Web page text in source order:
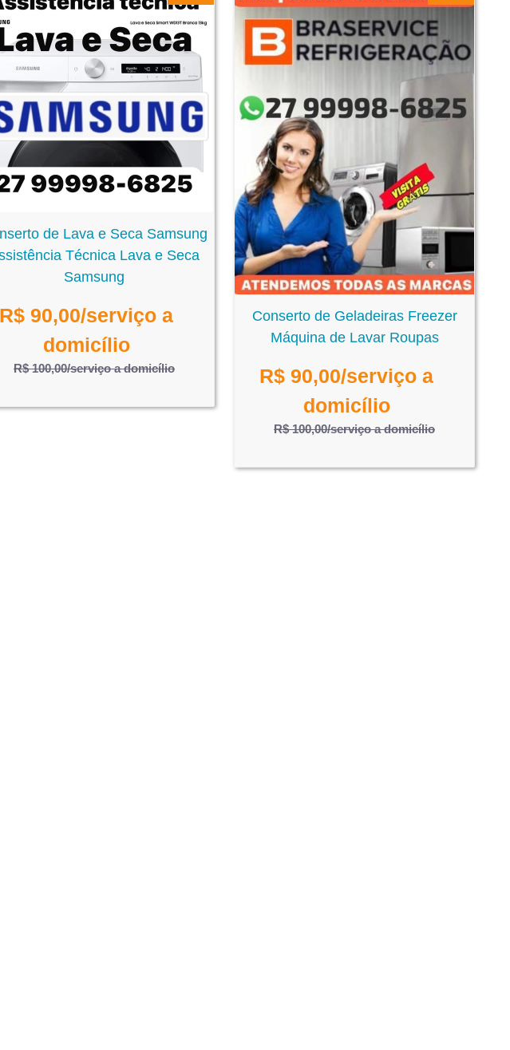
de Lava e Seca Samsung
Técnica Lava e Seca
Samsung
R$ 90,00/serviço a
domicílio
R$ 100,00/serviço a domicílio
Conserto de Geladeiras Freezer
Máquina de Lavar Roupas
R$ 90,00/serviço a
domicílio
R$ 100,00/serviço a domicílio